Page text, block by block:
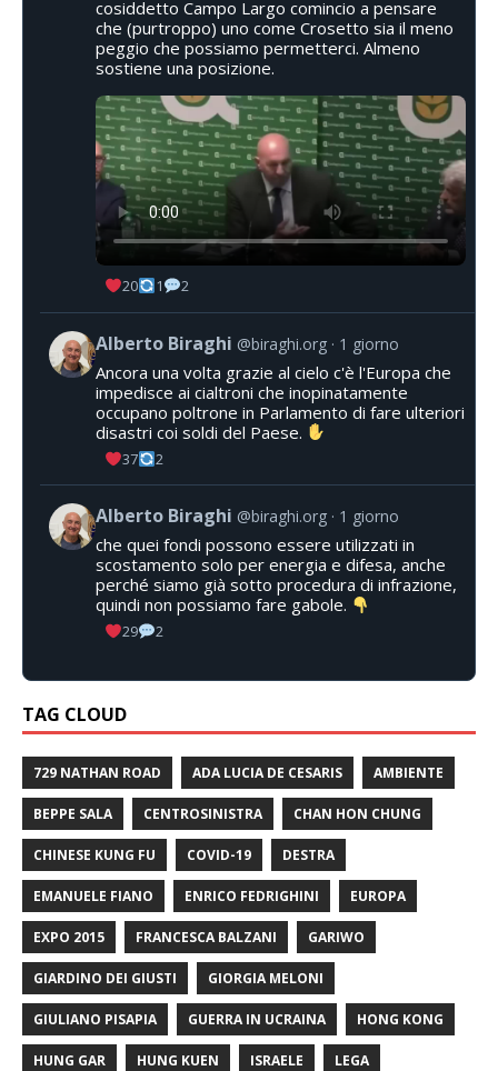
cosiddetto Campo Largo comincio a pensare
che (purtroppo) uno come Crosetto sia il meno
peggio che possiamo permetterci. Almeno
sostiene una posizione.
20 1 2
Alberto Biraghi @biraghi.org 1 giorno
Ancora una volta grazie al cielo c'è l'Europa che
impedisce ai cialtroni che inopinatamente
occupano poltrone in Parlamento di fare ulteriori
disastri coi soldi del Paese.
37 2
Alberto Biraghi @biraghi.org 1 giorno
che quei fondi possono essere utilizzati in
scostamento solo per energia e difesa, anche
perché siamo già sotto procedura di infrazione,
quindi non possiamo fare gabole.
29 2
TAG CLOUD
729 NATHAN ROAD ADA LUCIA DE CESARIS AMBIENTE
BEPPE SALA CENTROSINISTRA CHAN HON CHUNG
CHINESE KUNG FU COVID-19 DESTRA
EMANUELE FIANO ENRICO FEDRIGHINI EUROPA
EXPO 2015 FRANCESCA BALZANI GARIWO
GIARDINO DEI GIUSTI GIORGIA MELONI
GIULIANO PISAPIA GUERRA IN UCRAINA HONG KONG
HUNG GAR HUNG KUEN ISRAELE LEGA